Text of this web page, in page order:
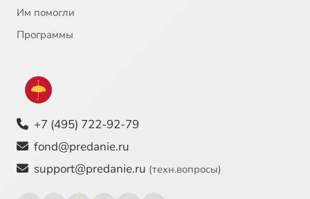
Им помогли
Программы
+7 (495) 722-92-79
fond@predanie.ru
support@predanie.ru (техн.вопросы)